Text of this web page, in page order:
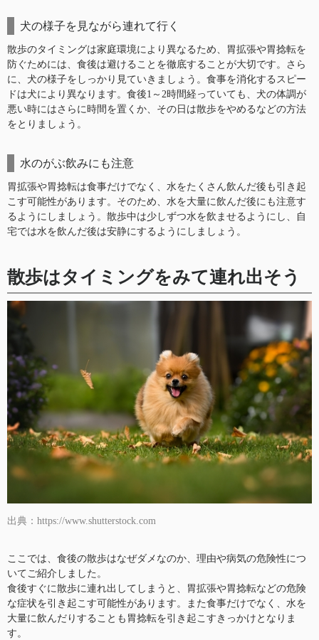
犬の様子を見ながら連れて行く
散歩のタイミングは家庭環境により異なるため、胃拡張や胃捻転を
防ぐためには、食後は避けることを徹底することが大切です。さら
に、犬の様子をしっかり見ていきましょう。食事を消化するスピー
ドは犬により異なります。食後1～2時間経っていても、犬の体調が
悪い時にはさらに時間を置くか、その日は散歩をやめるなどの方法
をとりましょう。
水のがぶ飲みにも注意
胃拡張や胃捻転は食事だけでなく、水をたくさん飲んだ後も引き起
こす可能性があります。そのため、水を大量に飲んだ後にも注意す
るようにしましょう。散歩中は少しずつ水を飲ませるようにし、自
宅では水を飲んだ後は安静にするようにしましょう。
散歩はタイミングをみて連れ出そう
出典：https://www.shutterstock.com
ここでは、食後の散歩はなぜダメなのか、理由や病気の危険性につ
いてご紹介しました。
食後すぐに散歩に連れ出してしまうと、胃拡張や胃捻転などの危険
な症状を引き起こす可能性があります。また食事だけでなく、水を
大量に飲んだりすることも胃捻転を引き起こすきっかけとなりま
す。